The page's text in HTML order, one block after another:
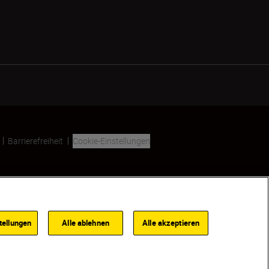
Barrierefreiheit
Cookie-Einstellungen
Alle ablehnen Alle akzeptieren